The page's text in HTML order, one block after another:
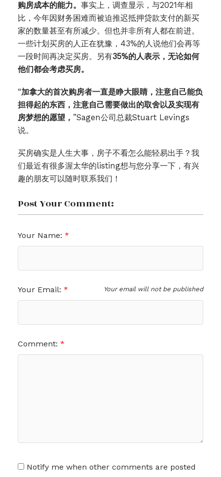
购房成本的能力。 事实上，调查显示，与2021年相
比，今年因财务困难而被迫推迟抵押贷款支付的新买
家的数量甚至有所减少。但也并非所有人都在前进。
一些计划买房的人正在犹豫，43%的人说他们会再等
一段时间再决定买房。另有35%的人表示，无论如何
他们都会考虑买房。
“加拿大的首次购房者一直是睁大眼睛，注意自己能负
担得起的东西，注意自己需要做出的取舍以及实现有
房梦想的愿望， ”Sagen公司总裁Stuart Levings
说。
买房确实是人生大事，房子不看怎么能轻易出手？我
们最近有很多渥太华的listing想与您分享一下，有兴
趣的朋友可以随时联系我们！
Post Your Comment:
Your Name:
Your Email: Your email will not be published
Comment:
Notify me when other comments are posted